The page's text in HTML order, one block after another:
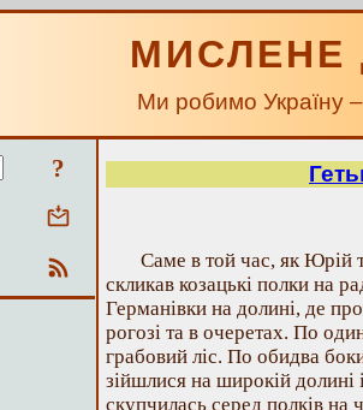
МИСЛЕНЕ
Ми робимо Україну
?
Саме в той час, як Юрій
скликав козацькі полки на
Германівки на долині, де
рогозі та в очеретах. По
грабовий ліс. По обидва
зійшлися на широкій долині
скупчилась серед полків